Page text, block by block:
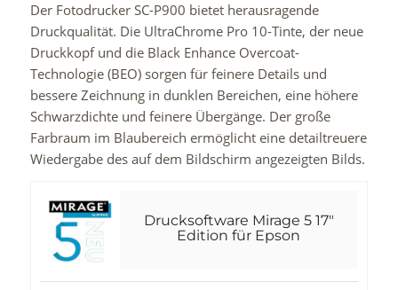
Der Fotodrucker SC-P900 bietet herausragende
Druckqualität. Die UltraChrome Pro 10-Tinte, der neue
Druckkopf und die Black Enhance Overcoat-
Technologie (BEO) sorgen für feinere Details und
bessere Zeichnung in dunklen Bereichen, eine höhere
Schwarzdichte und feinere Übergänge. Der große
Farbraum im Blaubereich ermöglicht eine detailtreuere
Wiedergabe des auf dem Bildschirm angezeigten Bilds.
Drucksoftware Mirage 5 17"
Edition für Epson